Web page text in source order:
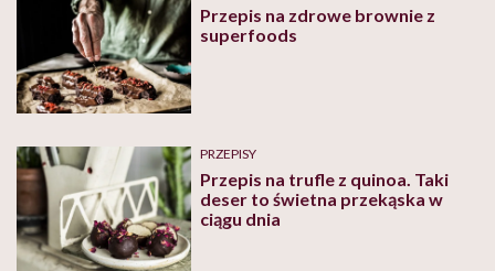
Przepis na zdrowe brownie z
superfoods
PRZEPISY
Przepis na trufle z quinoa. Taki
deser to świetna przekąska w
ciągu dnia